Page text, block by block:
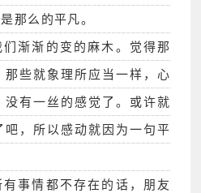
那么的平凡。
渐渐的变的麻木。觉得那
些就象理所应当一样，心
没有一丝的感觉了。或许就
，所以感动就因为一句平
事情都不存在的话，朋友